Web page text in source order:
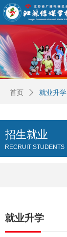
首页 ꄲ 就业升学
招生就业
RECRUIT STUDENTS
就业升学